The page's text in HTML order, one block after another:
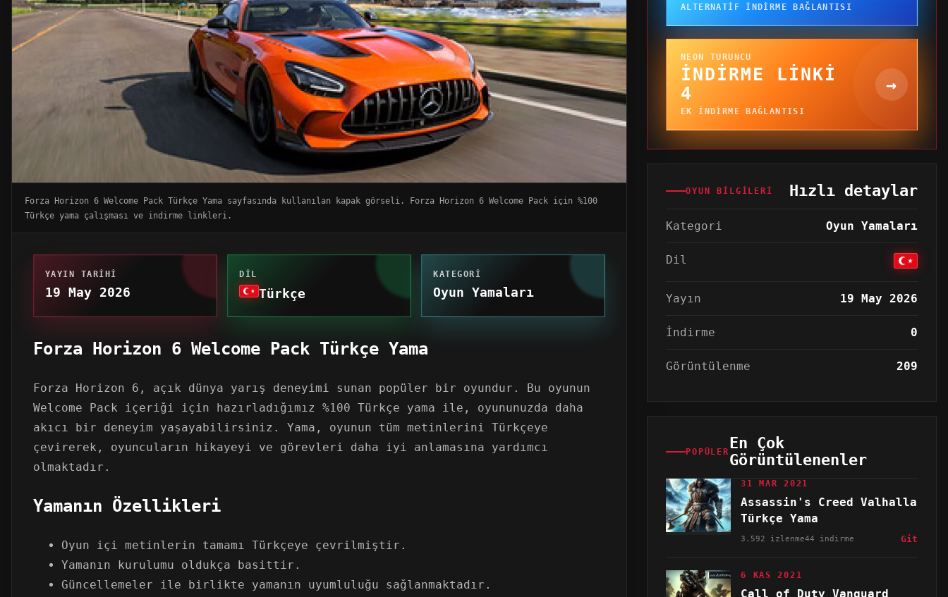
Forza Horizon 6 Welcome Pack Türkçe Yama sayfasında kullanılan kapak görseli. Forza Horizon 6 Welcome Pack için %100
Türkçe yama çalışması ve indirme linkleri.
YAYIN TARIHI
19 May 2026
DIL
Türkçe
KATEGORI
Oyun Yamaları
Forza Horizon 6 Welcome Pack Türkçe Yama
Forza Horizon 6, açık dünya yarış deneyimi sunan popüler bir oyundur. Bu oyunun
Welcome Pack içeriği için hazırladığımız %100 Türkçe yama ile, oyununuzda daha
akıcı bir deneyim yaşayabilirsiniz. Yama, oyunun tüm metinlerini Türkçeye
çevirerek, oyuncuların hikayeyi ve görevleri daha iyi anlamasına yardımcı
olmaktadır.
Yamanın Özellikleri
Oyun içi metinlerin tamamı Türkçeye çevrilmiştir.
Yamanın kurulumu oldukça basittir.
Güncellemeler ile birlikte yamanın uyumluluğu sağlanmaktadır.
ALTERNATIF INDIRME BAĞLANTISI
NEON TURUNCU
İNDIRME LINKI
4
EK INDIRME BAĞLANTISI
→
OYUN BILGILERI Hızlı detaylar
Kategori Oyun Yamaları
Dil
Yayın 19 May 2026
İndirme 0
Görüntülenme 209
POPÜLER En Çok
Görüntülenenler
31 MAR 2021
Assassin's Creed Valhalla
Türkçe Yama
3.592 izlenme44 indirme Git
6 KAS 2021
Call of Duty Vanguard